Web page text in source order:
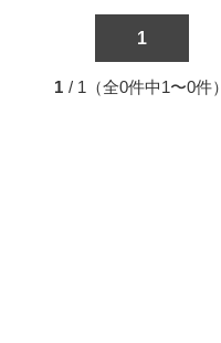
1
1 / 1（全0件中1〜0件）